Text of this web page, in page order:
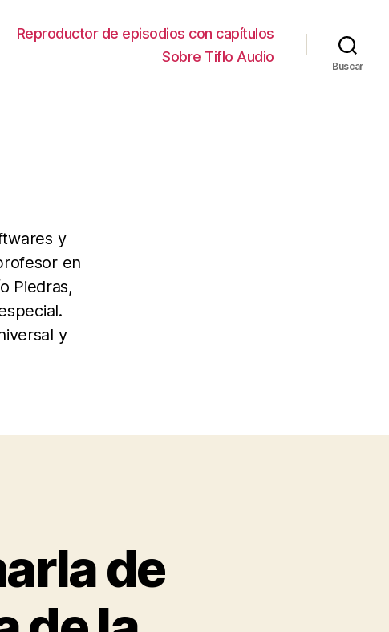
Reproductor de episodios con capítulos
Sobre Tiflo Audio
Buscar
y
en
Piedras,
y
de